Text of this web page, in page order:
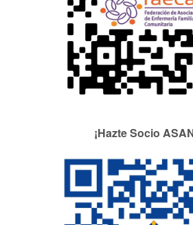
¡Hazte Socio